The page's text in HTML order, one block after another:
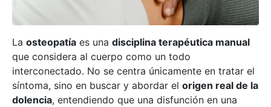
La osteopatía es una disciplina terapéutica manual
que considera al cuerpo como un todo
interconectado. No se centra únicamente en tratar el
síntoma, sino en buscar y abordar el origen real de la
dolencia, entendiendo que una disfunción en una